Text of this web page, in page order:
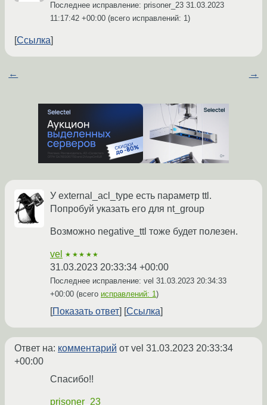
Последнее исправление: prisoner_23 31.03.2023
11:17:42 +00:00 (всего исправлений: 1)
Ссылка
← →
У external_acl_type есть параметр ttl.
Попробуй указать его для nt_group
Возможно negative_ttl тоже будет полезен.
vel ★★★★★
31.03.2023 20:33:34 +00:00
Последнее исправление: vel 31.03.2023 20:34:33
+00:00 (всего исправлений: 1)
Показать ответ Ссылка
Ответ на: комментарий от vel 31.03.2023 20:33:34
+00:00
Спасибо!!
prisoner_23